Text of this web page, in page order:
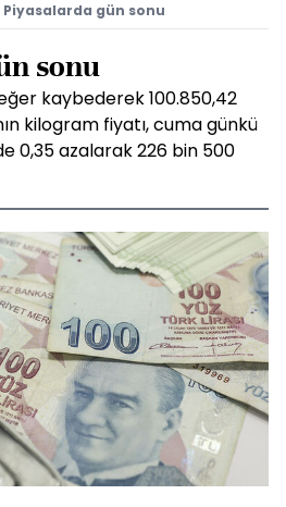
Piyasalarda gün sonu
sonu
kaybederek 100.850,42
kilogram fiyatı, cuma günkü
0,35 azalarak 226 bin 500